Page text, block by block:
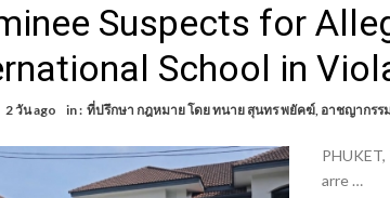
Suspects for
School in
2 วัน ago in : ที่ปรึกษา กฎหมาย โดย ทนาย สุนทร พยัคฆ์, อาชญากรร
arre …